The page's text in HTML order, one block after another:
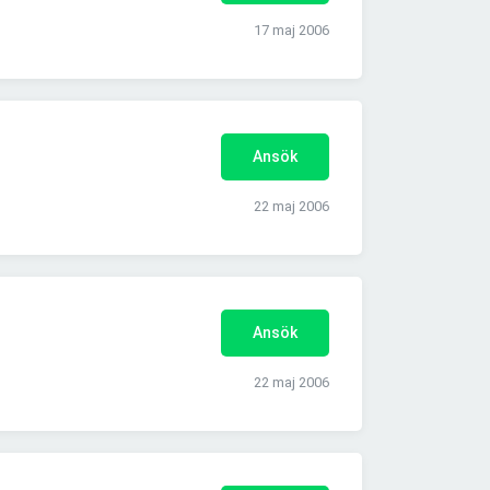
17 maj 2006
Ansök
22 maj 2006
Ansök
22 maj 2006